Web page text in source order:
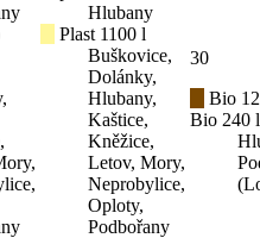
Hlubany
Plast 1100 l
Buškovice,
Dolánky,
Hlubany,
Kaštice,
Kněžice,
Letov, Mory,
Neprobylice,
Oploty,
Podbořany
30
Bio
Bio 240 l